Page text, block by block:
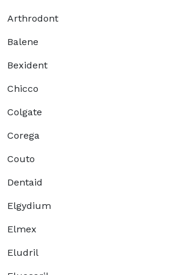
Arthrodont
Balene
Bexident
Chicco
Colgate
Corega
Couto
Dentaid
Elgydium
Elmex
Eludril